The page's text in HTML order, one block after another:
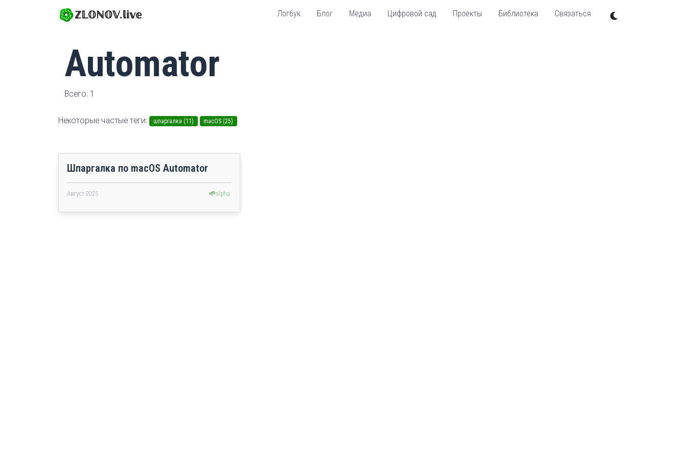
ℤ𝕃𝕆ℕ𝕆𝕍.𝕝𝕚𝕧𝕖 Логбук Блог Медиа Цифровой сад Проекты Библиотека Связаться
Automator
Всего: 1
Некоторые частые теги: шпаргалка (11) macOS (25)
Шпаргалка по macOS Automator
Август 2025 🌱alpha